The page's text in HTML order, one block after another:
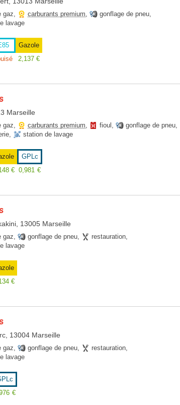
gaz, carburants premium, gonflage de pneu,
lavage
Gazole
2,137 €
Marseille
gaz, carburants premium, fioul , gonflage de pneu,
, station de lavage
€
GPLc
0,981 €
13005 Marseille
gaz, gonflage de pneu, restauration,
lavage
€
13004 Marseille
gaz, gonflage de pneu, restauration,
lavage
€